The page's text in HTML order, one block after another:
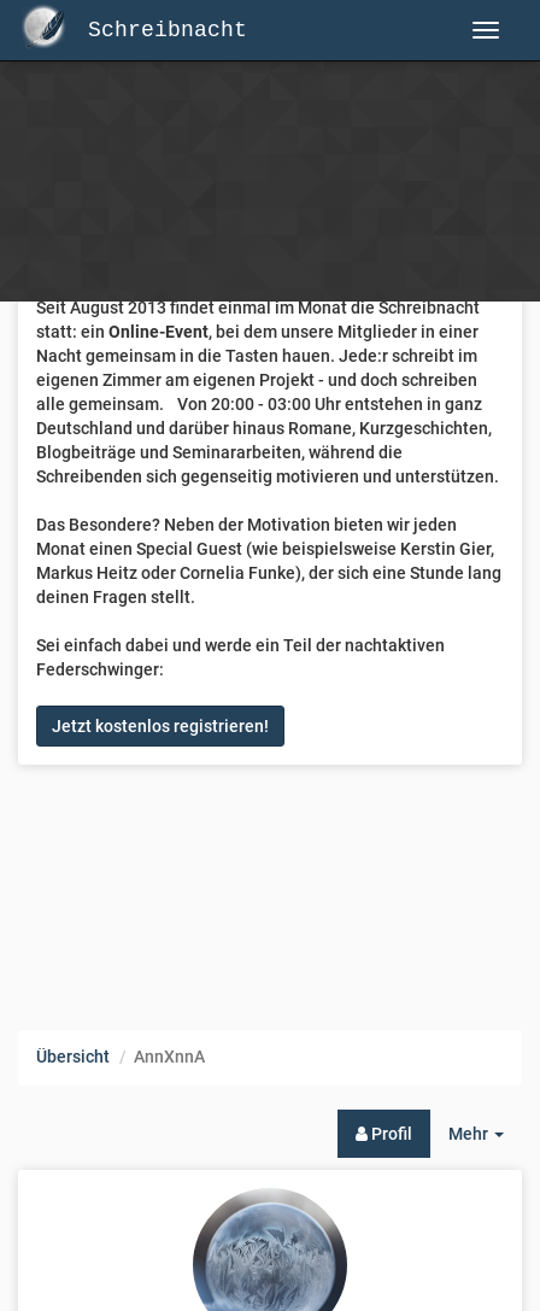
Schreibnacht
Seit August 2013 findet einmal im Monat die Schreibnacht
statt: ein Online-Event, bei dem unsere Mitglieder in einer
Nacht gemeinsam in die Tasten hauen. Jede:r schreibt im
eigenen Zimmer am eigenen Projekt - und doch schreiben
alle gemeinsam. Von 20:00 - 03:00 Uhr entstehen in ganz
Deutschland und darüber hinaus Romane, Kurzgeschichten,
Blogbeiträge und Seminararbeiten, während die
Schreibenden sich gegenseitig motivieren und unterstützen.
Das Besondere? Neben der Motivation bieten wir jeden
Monat einen Special Guest (wie beispielsweise Kerstin Gier,
Markus Heitz oder Cornelia Funke), der sich eine Stunde lang
deinen Fragen stellt.
Sei einfach dabei und werde ein Teil der nachtaktiven
Federschwinger:
Jetzt kostenlos registrieren!
Übersicht AnnXnnA
Mehr
Profil